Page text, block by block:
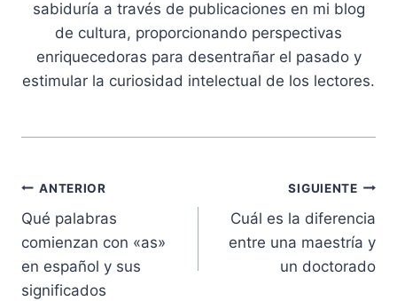
sabiduría a través de publicaciones en mi blog
de cultura, proporcionando perspectivas
enriquecedoras para desentrañar el pasado y
estimular la curiosidad intelectual de los lectores.
Navegación
de
entradas
ANTERIOR
Qué palabras
comienzan con «as»
en español y sus
significados
SIGUIENTE
Cuál es la diferencia
entre una maestría y
un doctorado